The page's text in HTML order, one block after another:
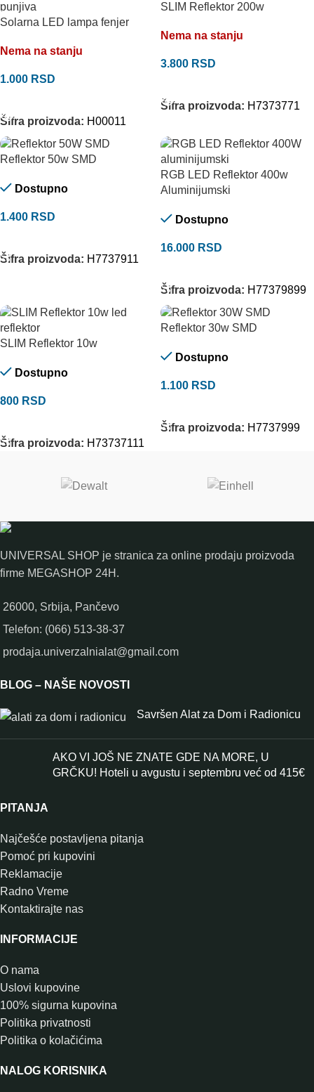
Solarna LED lampa fenjer
Nema na stanju
1.000 RSD
Šifra proizvoda: H00011
SLIM Reflektor 200w
Nema na stanju
3.800 RSD
Šifra proizvoda: H7373771
Reflektor 50w SMD
Dostupno
1.400 RSD
Šifra proizvoda: H7737911
RGB LED Reflektor 400w
Aluminijumski
Dostupno
16.000 RSD
Šifra proizvoda: H77379899
SLIM Reflektor 10w
Dostupno
800 RSD
Šifra proizvoda: H73737111
Reflektor 30w SMD
Dostupno
1.100 RSD
Šifra proizvoda: H7737999
UNIVERSAL SHOP je stranica za online prodaju proizvoda
firme MEGASHOP 24H.
26000, Srbija, Pančevo
Telefon: (066) 513-38-37
prodaja.univerzalnialat@gmail.com
BLOG – NAŠE NOVOSTI
Savršen Alat za Dom i Radionicu
AKO VI JOŠ NE ZNATE GDE NA MORE, U
GRČKU! Hoteli u avgustu i septembru već od 415€
PITANJA
Najčešće postavljena pitanja
Pomoć pri kupovini
Reklamacije
Radno Vreme
Kontaktirajte nas
INFORMACIJE
O nama
Uslovi kupovine
100% sigurna kupovina
Politika privatnosti
Politika o kolačićima
NALOG KORISNIKA